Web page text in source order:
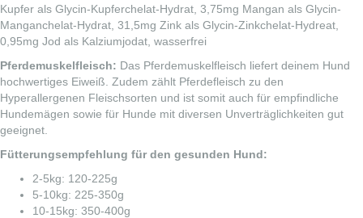
Kupfer als Glycin-Kupferchelat-Hydrat, 3,75mg Mangan als Glycin-
Manganchelat-Hydrat, 31,5mg Zink als Glycin-Zinkchelat-Hydreat,
0,95mg Jod als Kalziumjodat, wasserfrei
Pferdemuskelfleisch: Das Pferdemuskelfleisch liefert deinem Hund
hochwertiges Eiweiß. Zudem zählt Pferdefleisch zu den
Hyperallergenen Fleischsorten und ist somit auch für empfindliche
Hundemägen sowie für Hunde mit diversen Unverträglichkeiten gut
geeignet.
Fütterungsempfehlung für den gesunden Hund:
2-5kg: 120-225g
5-10kg: 225-350g
10-15kg: 350-400g